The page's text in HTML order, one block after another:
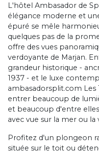
L'hôtel Ambasador de
élégance moderne et
épuré se mêle
quelques pas de la
offre des vues
verdoyante de Marjan.
grandeur historique -
1937 - et le luxe
ambasadorsplit.com Les
entrer beaucoup de
et beaucoup d'entre
avec vue sur la mer ou la
Profitez d'un plongeon
située sur le toit ou